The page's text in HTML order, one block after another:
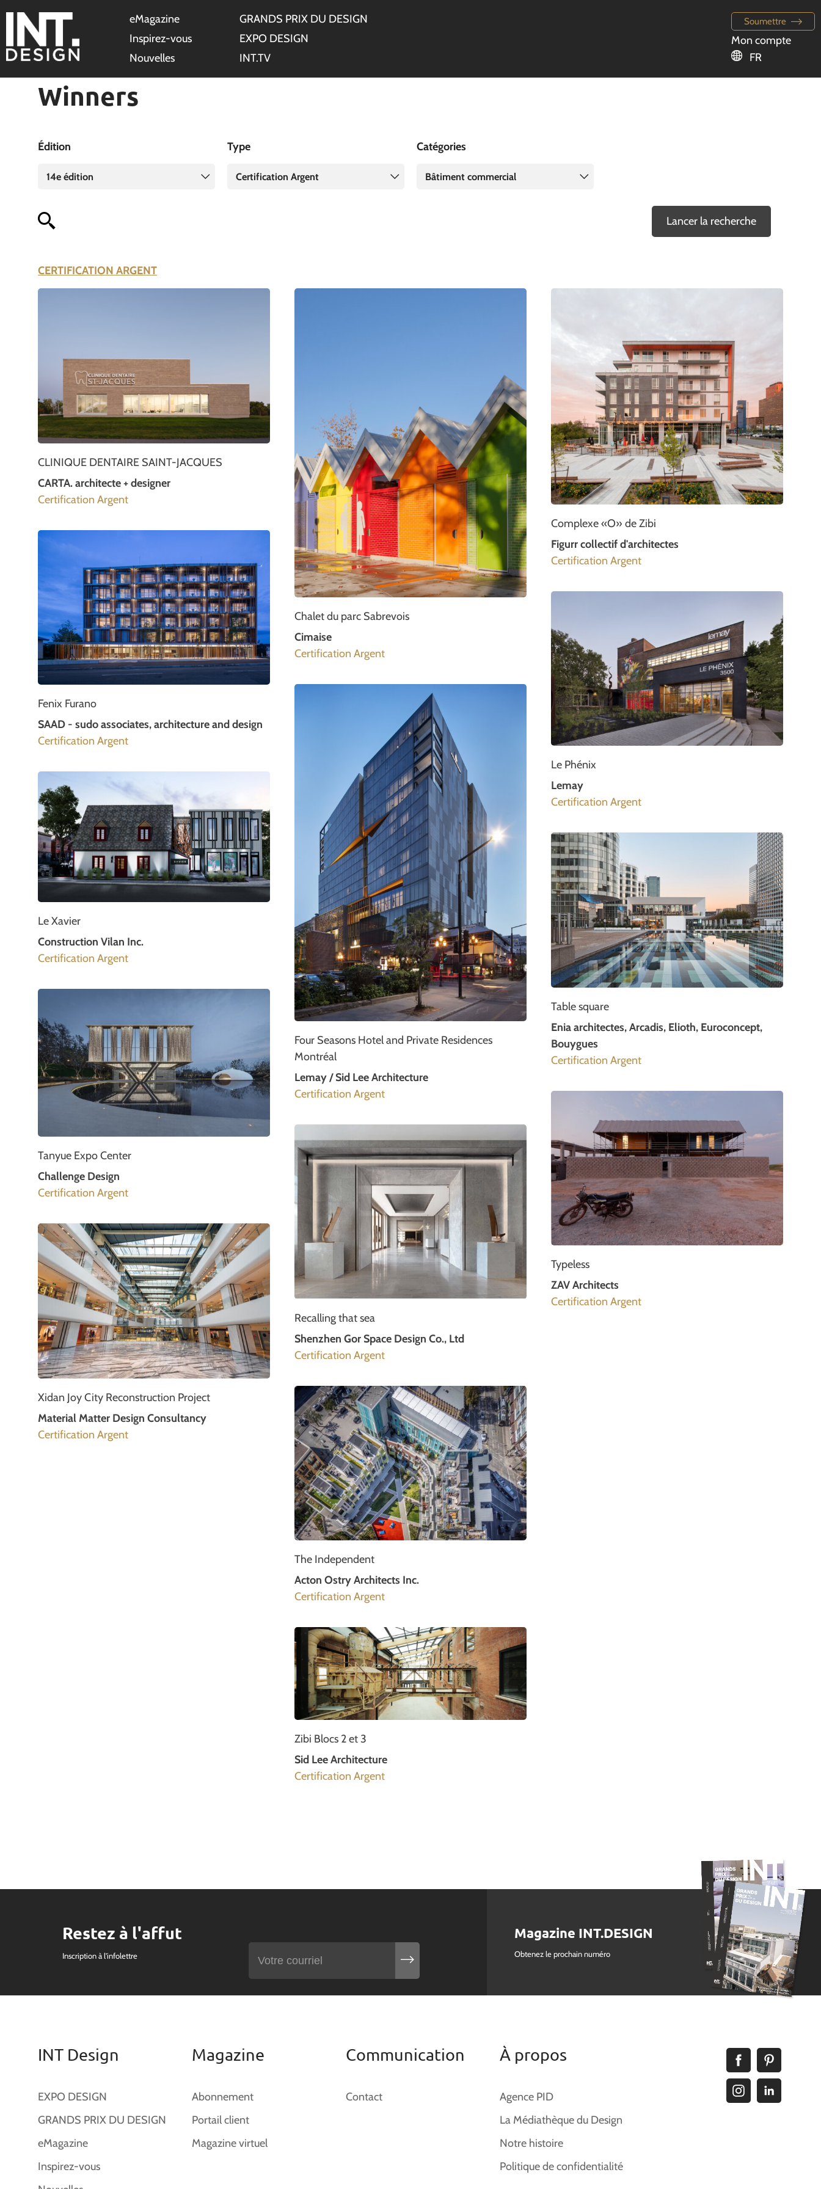
eMagazine
Inspirez-vous
Nouvelles
GRANDS PRIX DU DESIGN
EXPO DESIGN
INT.TV
Soumettre
Mon compte
FR
Winners
Édition
14e édition
Type
Certification Argent
Catégories
Bâtiment commercial
Lancer la recherche
CERTIFICATION ARGENT
CLINIQUE DENTAIRE SAINT-JACQUES
CARTA. architecte + designer
Certification Argent
Fenix Furano
SAAD - sudo associates, architecture and design
Certification Argent
Le Xavier
Construction Vilan Inc.
Certification Argent
Tanyue Expo Center
Challenge Design
Certification Argent
Xidan Joy City Reconstruction Project
Material Matter Design Consultancy
Certification Argent
Chalet du parc Sabrevois
Cimaise
Certification Argent
Four Seasons Hotel and Private Residences
Montréal
Lemay / Sid Lee Architecture
Certification Argent
Recalling that sea
Shenzhen Gor Space Design Co., Ltd
Certification Argent
The Independent
Acton Ostry Architects Inc.
Certification Argent
Zibi Blocs 2 et 3
Sid Lee Architecture
Certification Argent
Complexe «O» de Zibi
Figurr collectif d'architectes
Certification Argent
Le Phénix
Lemay
Certification Argent
Table square
Enia architectes, Arcadis, Elioth, Euroconcept,
Bouygues
Certification Argent
Typeless
ZAV Architects
Certification Argent
Restez à l'affut
Inscription à l'infolettre
Magazine INT.DESIGN
Obtenez le prochain numéro
INT Design
EXPO DESIGN
GRANDS PRIX DU DESIGN
eMagazine
Inspirez-vous
Magazine
Abonnement
Portail client
Magazine virtuel
Communication
Contact
À propos
Agence PID
La Médiathèque du Design
Notre histoire
Politique de confidentialité